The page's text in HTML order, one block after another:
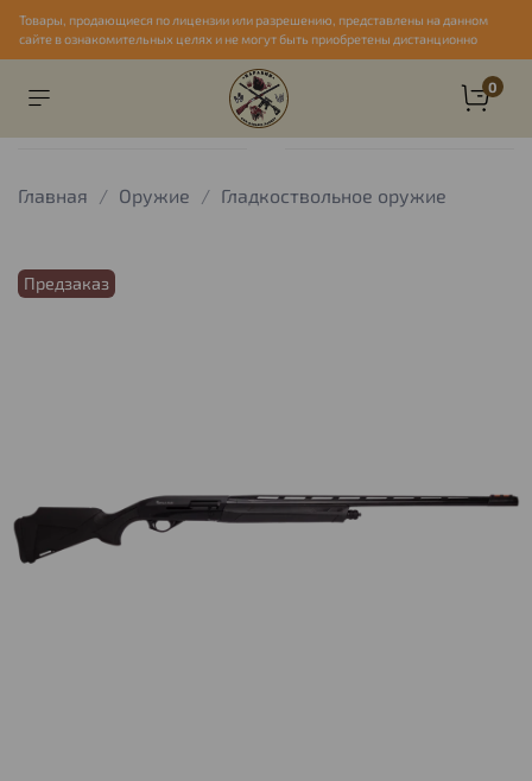
Товары, продающиеся по лицензии или разрешению, представлены на данном
сайте в ознакомительных целях и не могут быть приобретены дистанционно
0
Главная Оружие Гладкоствольное оружие
Предзаказ